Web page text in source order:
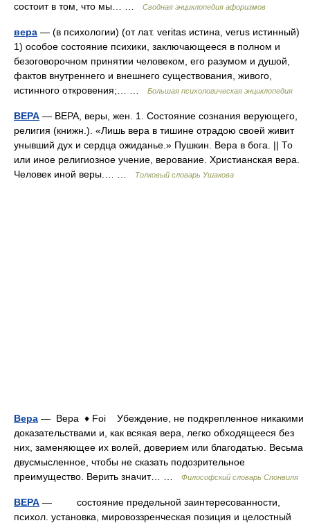
состоит в том, что мы… …
Сводная энциклопедия афоризмов
вера — (в психологии) (от лат. veritas истина, verus истинный)
1) особое состояние психики, заключающееся в полном и
безоговорочном принятии человеком, его разумом и душой,
фактов внутреннего и внешнего существования, живого,
истинного откровения;… …
Большая психологическая энциклопедия
ВЕРА — ВЕРА, веры, жен. 1. Состояние сознания верующего,
религия (книжн.). «Лишь вера в тишине отрадою своей живит
унывший дух и сердца ожиданье.» Пушкин. Вера в бога. || То
или иное религиозное учение, верование. Христианская вера.
Человек иной веры.… …
Толковый словарь Ушакова
Вера — Вера ♦ Foi Убеждение, не подкрепленное никакими
доказательствами и, как всякая вера, легко обходящееся без
них, заменяющее их волей, доверием или благодатью. Весьма
двусмысленное, чтобы не сказать подозрительное
преимущество. Верить значит… …
Философский словарь Спонвиля
ВЕРА — состояние предельной заинтересованности,
психол. установка, мировоззренческая позиция и целостный